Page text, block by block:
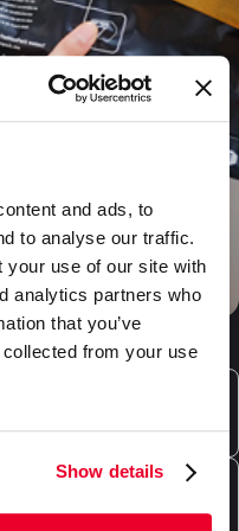
and ads, to
to analyse our traffic.
your use of our site with
analytics partners who
that you’ve
from your use
Show details
liefern?
Kartons für